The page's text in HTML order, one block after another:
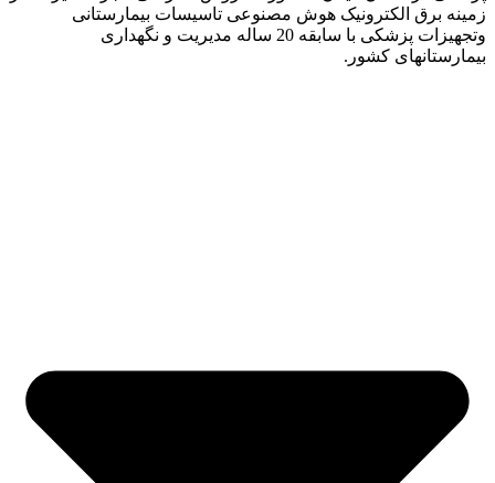
زمینه برق الکترونیک هوش مصنوعی تاسیسات بیمارستانی
وتجهیزات پزشکی با سابقه 20 ساله مدیریت و نگهداری
بیمارستانهای کشور.